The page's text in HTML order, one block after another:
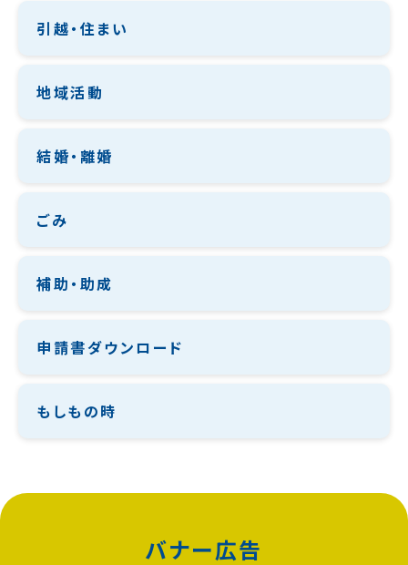
引越・住まい
地域活動
結婚・離婚
ごみ
補助・助成
申請書ダウンロード
もしもの時
バナー広告